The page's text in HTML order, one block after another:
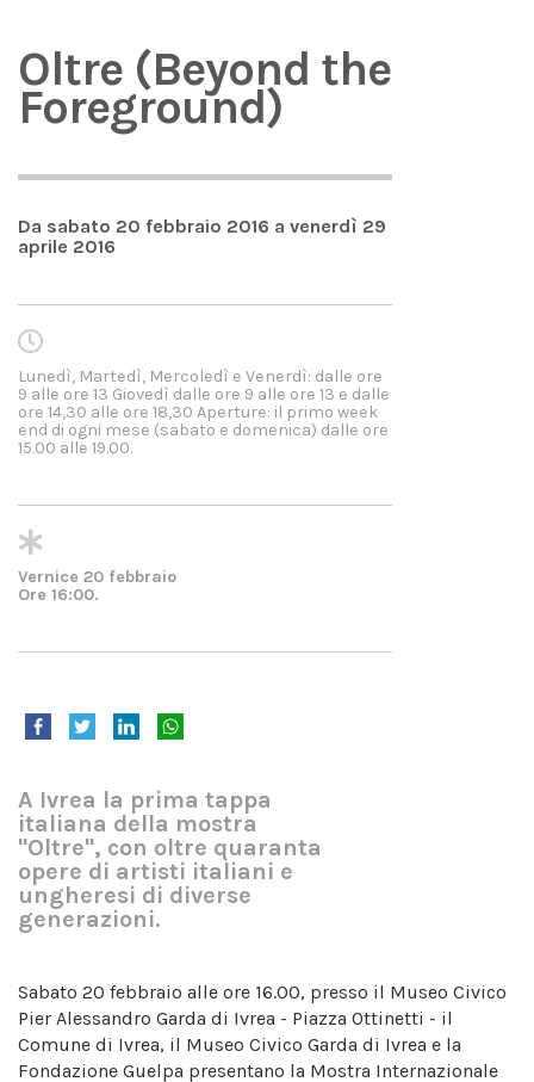
Oltre (Beyond the
Foreground)
Da sabato 20 febbraio 2016 a venerdì 29
aprile 2016
Lunedì, Martedì, Mercoledì e Venerdì: dalle ore
9 alle ore 13 Giovedì dalle ore 9 alle ore 13 e dalle
ore 14,30 alle ore 18,30 Aperture: il primo week
end di ogni mese (sabato e domenica) dalle ore
15.00 alle 19.00.
Vernice 20 febbraio
Ore 16:00.
A Ivrea la prima tappa
italiana della mostra
"Oltre", con oltre quaranta
opere di artisti italiani e
ungheresi di diverse
generazioni.
Sabato 20 febbraio alle ore 16.00, presso il Museo Civico
Pier Alessandro Garda di Ivrea - Piazza Ottinetti - il
Comune di Ivrea, il Museo Civico Garda di Ivrea e la
Fondazione Guelpa presentano la Mostra Internazionale